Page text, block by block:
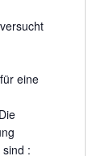
eine
: